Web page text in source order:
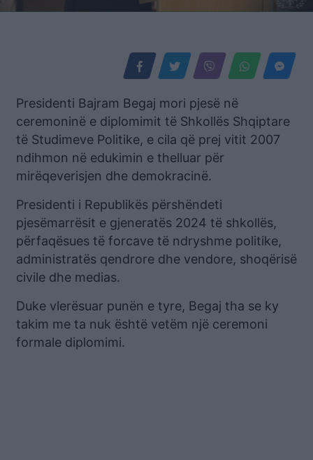
Presidenti Bajram Begaj mori pjesë në
ceremoninë e diplomimit të Shkollës Shqiptare
të Studimeve Politike, e cila që prej vitit 2007
ndihmon në edukimin e thelluar për
mirëqeverisjen dhe demokracinë.
Presidenti i Republikës përshëndeti
pjesëmarrësit e gjeneratës 2024 të shkollës,
përfaqësues të forcave të ndryshme politike,
administratës qendrore dhe vendore, shoqërisë
civile dhe medias.
Duke vlerësuar punën e tyre, Begaj tha se ky
takim me ta nuk është vetëm një ceremoni
formale diplomimi.